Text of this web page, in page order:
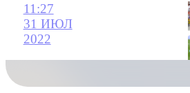
11:27
31 ИЮЛ
2022